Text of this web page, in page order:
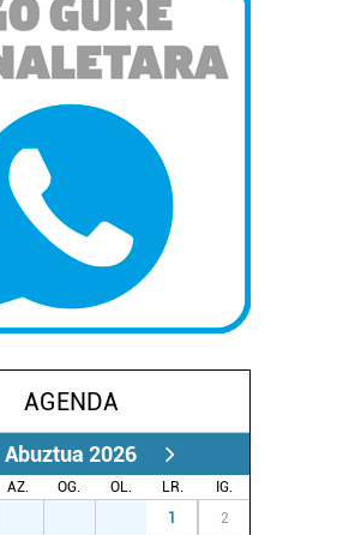
AGENDA
Abuztua 2026
AZ. OG. OL. LR.
IG.
1 2